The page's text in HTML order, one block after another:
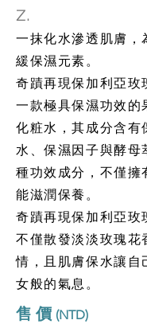
z.
一抹化水滲透肌膚，
緩保濕元素。
奇蹟再現保加利亞玫
一款極具保濕功效的
化粧水，其成分含有
水、保濕因子與酵母
種功效成分，不僅擁
能滋潤保養。
奇蹟再現保加利亞玫
不僅散發淡淡玫瑰花
情，且肌膚保水讓自
女般的氣息。
​售 價 (NTD)